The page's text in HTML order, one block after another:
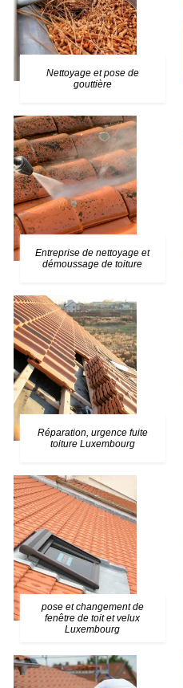
Nettoyage et pose de
gouttière
Entreprise de nettoyage et
démoussage de toiture
Réparation, urgence fuite
toiture Luxembourg
pose et changement de
fenêtre de toit et velux
Luxembourg